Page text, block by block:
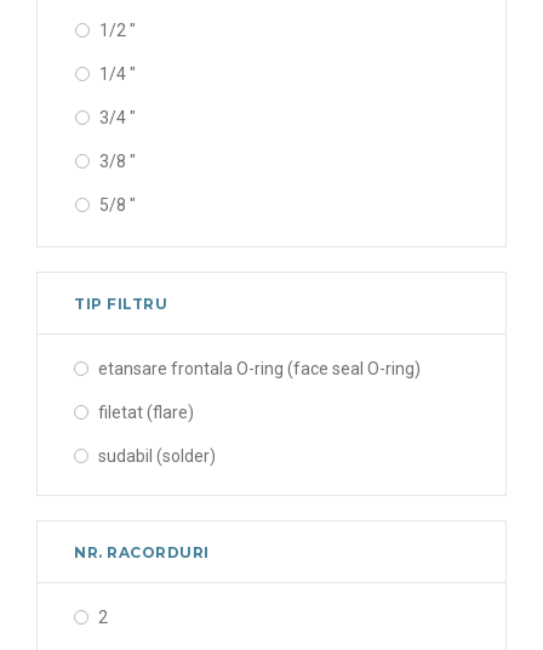
1/2 "
1/4 "
3/4 "
3/8 "
5/8 "
7/8 "
TIP FILTRU
etansare frontala O-ring (face seal O-ring)
filetat (flare)
sudabil (solder)
NR. RACORDURI
2